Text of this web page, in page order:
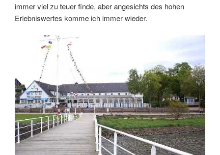
immer viel zu teuer finde, aber angesichts des hohen
Erlebniswertes komme ich immer wieder.